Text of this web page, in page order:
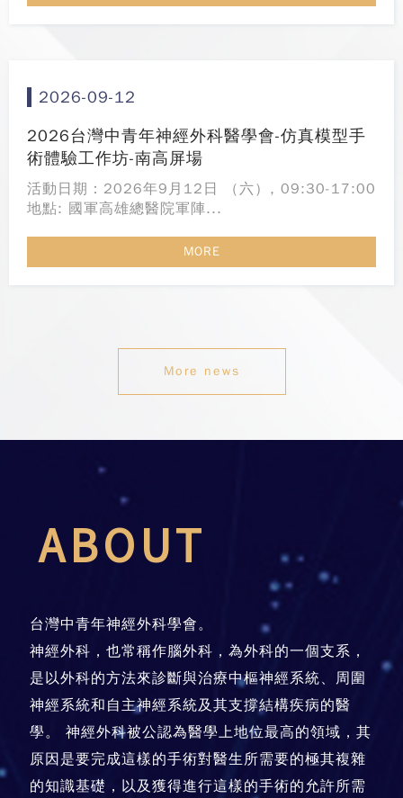
2026-09-12
2026台灣中青年神經外科醫學會-仿真模型手
術體驗工作坊-南高屏場
活動日期：2026年9月12日 （六）, 09:30-17:00
地點: 國軍高雄總醫院軍陣...
MORE
More news
ABOUT
台灣中青年神經外科學會。
神經外科，也常稱作腦外科，為外科的一個支系，
是以外科的方法來診斷與治療中樞神經系統、周圍
神經系統和自主神經系統及其支撐結構疾病的醫
學。 神經外科被公認為醫學上地位最高的領域，其
原因是要完成這樣的手術對醫生所需要的極其複雜
的知識基礎，以及獲得進行這樣的手術的允許所需